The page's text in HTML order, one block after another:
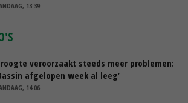
13:39
veroorzaakt steeds meer problemen:
afgelopen week al leeg’
14:06